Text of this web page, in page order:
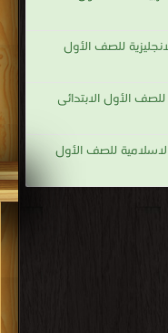
للصف الأول
الأول الابتدائى
للصف الأول